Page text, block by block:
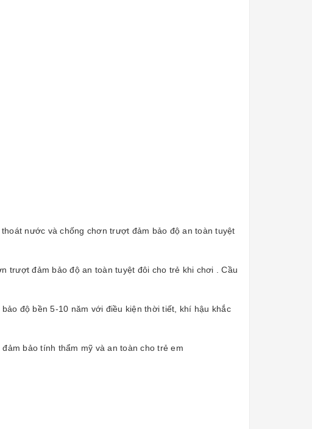
nước và chống chơn trượt đảm bảo độ an toàn tuyệt
trượt đảm bảo độ an toàn tuyệt đôi cho trẻ khi chơi . Cầu
độ bền 5-10 năm với điều kiện thời tiết, khí hậu khắc
bảo tính thẩm mỹ và an toàn cho trẻ em